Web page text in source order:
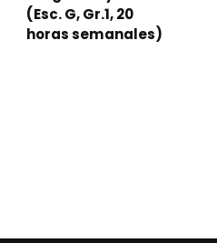
(Esc. G, Gr.1, 20
horas semanales)